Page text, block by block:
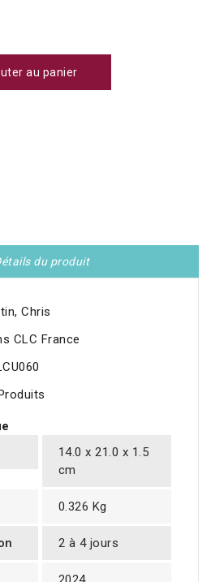
au panier
du produit
Chris
CLC France
14.0 x 21.0 x 1.5
cm
0.326 Kg
2 à 4 jours